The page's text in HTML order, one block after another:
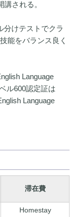
される。
分けテストでクラ
能をバランス良く
Language
ル600認定証は
Language
滞在費
Homestay